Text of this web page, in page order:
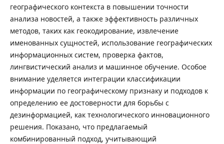
географического контекста в повышении точности
анализа новостей, а также эффективность различных
методов, таких как геокодирование, извлечение
именованных сущностей, использование географических
информационных систем, проверка фактов,
лингвистический анализ и машинное обучение. Особое
внимание уделяется интеграции классификации
информации по географическому признаку и подходов к
определению ее достоверности для борьбы с
дезинформацией, как технологического инновационного
решения. Показано, что предлагаемый
комбинированный подход, учитывающий